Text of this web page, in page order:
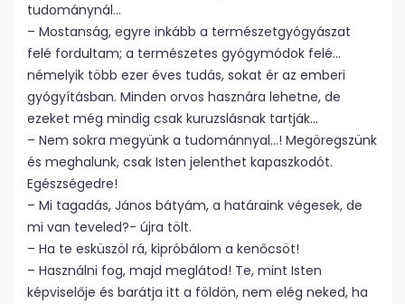
tudománynál…
– Mostanság, egyre inkább a természetgyógyászat
felé fordultam; a természetes gyógymódok felé…
némelyik több ezer éves tudás, sokat ér az emberi
gyógyításban. Minden orvos hasznára lehetne, de
ezeket még mindig csak kuruzslásnak tartják…
– Nem sokra megyünk a tudománnyal…! Megöregszünk
és meghalunk, csak Isten jelenthet kapaszkodót.
Egészségedre!
– Mi tagadás, János bátyám, a határaink végesek, de
mi van teveled?- újra tölt.
– Ha te esküszöl rá, kipróbálom a kenőcsöt!
– Használni fog, majd meglátod! Te, mint Isten
képviselője és barátja itt a földön, nem elég neked, ha